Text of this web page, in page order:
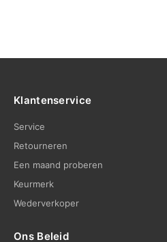
Klantenservice
Service
Retourneren
Een maand proberen
Keurmerk
Wederverkoper
Ons Beleid